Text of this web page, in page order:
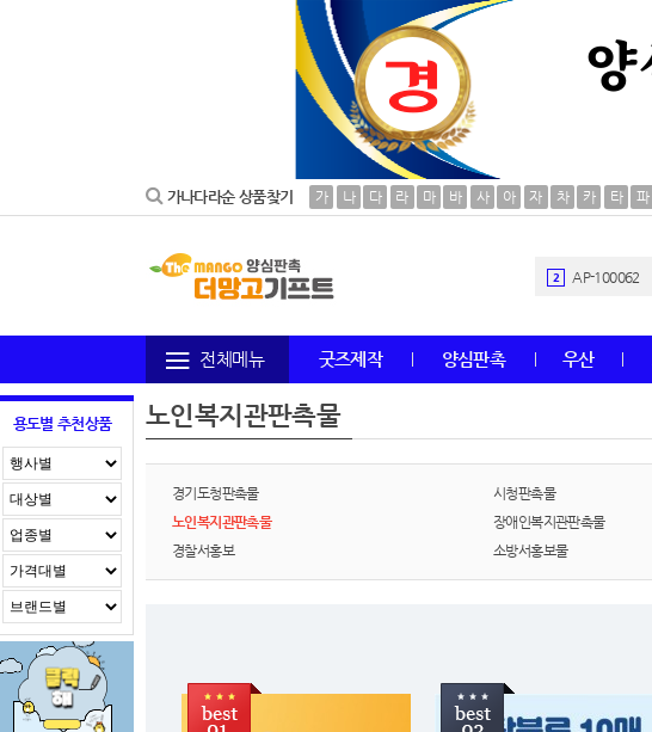
가나다라순 상품찾기 가 나 다 라 마 바 사 아 자 차 카 타 파
2 AP-100062
4 수건
볼펜
6
전체메뉴 굿즈제작 양심판촉 우산
용도별 추천상품 노인복지관판촉물
경기도청판촉물 시청판촉물
노인복지관판촉물
장애인복지관판촉물
경찰서홍보
소방서홍보물